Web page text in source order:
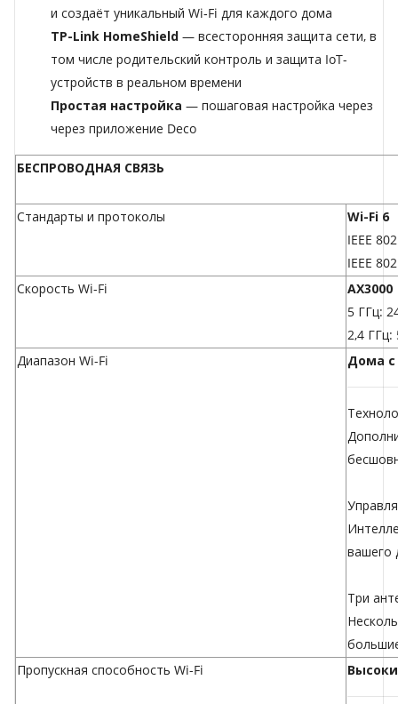
и создаёт уникальный Wi‑Fi для каждого дома
TP-Link HomeShield — всесторонняя защита сети, в
том числе родительский контроль и защита IoT-
устройств в реальном времени
Простая настройка — пошаговая настройка через
через приложение Deco
БЕСПРОВОДНАЯ СВЯЗЬ
Стандарты и протоколы
Wi-Fi 6
IEEE
IEEE
Скорость Wi-Fi
AX3000
5 ГГц:
2,4 ГГц:
Диапазон Wi-Fi
Дома с
вашего
Три
Пропускная способность Wi-Fi